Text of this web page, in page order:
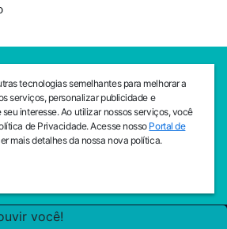
SEDE CEJAM
765, Liberdade, São Paulo, 01503-001
(11) 3469 - 1818
INSTITUTO CEJAM
765, Liberdade, São Paulo, 01503-001
tecnologias semelhantes para melhorar a
serviços, personalizar publicidade e
interesse. Ao utilizar nossos serviços, você
de Privacidade. Acesse nosso Portal de
mais detalhes da nossa nova política.
você!